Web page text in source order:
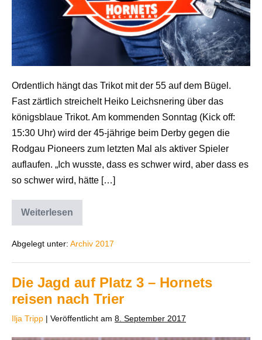
Ordentlich hängt das Trikot mit der 55 auf dem Bügel.
Fast zärtlich streichelt Heiko Leichsnering über das
königsblaue Trikot. Am kommenden Sonntag (Kick off:
15:30 Uhr) wird der 45-jährige beim Derby gegen die
Rodgau Pioneers zum letzten Mal als aktiver Spieler
auflaufen. „Ich wusste, dass es schwer wird, aber dass es
so schwer wird, hätte […]
Weiterlesen
Abgelegt unter: Archiv 2017
Die Jagd auf Platz 3 – Hornets
reisen nach Trier
Ilja Tripp | Veröffentlicht am 8. September 2017